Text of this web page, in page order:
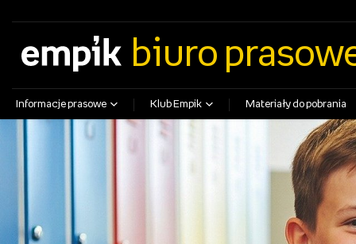
biuro
Informacje prasowe Klub Empik Materiały do pobrania